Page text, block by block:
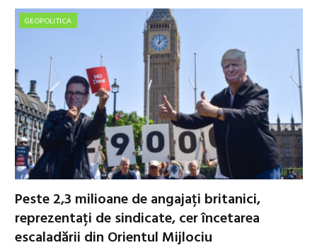
GEOPOLITICA
Peste 2,3 milioane de angajați britanici,
reprezentați de sindicate, cer încetarea
escaladării din Orientul Mijlociu